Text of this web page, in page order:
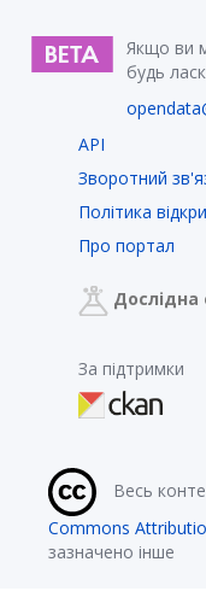
Якщо ви
будь
API
Зворотний
Політика
Про портал
Дослідна
За підтримки
Весь
Commons
зазначено інше